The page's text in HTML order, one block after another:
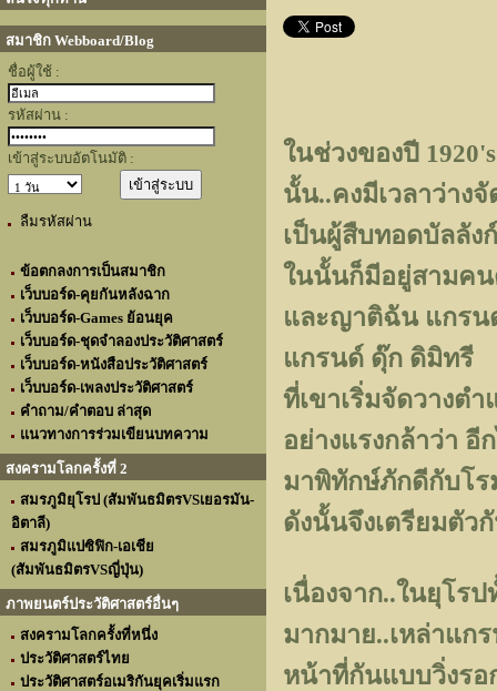
สมาชิก Webboard/Blog
ชื่อผู้ใช้ :
รหัสผ่าน :
เข้าสู่ระบบอัตโนมัติ :
ลืมรหัสผ่าน
ข้อตกลงการเป็นสมาชิก
เว็บบอร์ด-คุยกันหลังฉาก
เว็บบอร์ด-Games ย้อนยุค
เว็บบอร์ด-ชุดจำลองประวัติศาสตร์
เว็บบอร์ด-หนังสือประวัติศาสตร์
เว็บบอร์ด-เพลงประวัติศาสตร์
คำถาม/คำตอบ ล่าสุด
แนวทางการร่วมเขียนบทความ
สงครามโลกครั้งที่ 2
สมรภูมิยุโรป (สัมพันธมิตรVSเยอรมัน-
อิตาลี)
สมรภูมิแปซิฟิก-เอเชีย
(สัมพันธมิตรVSญี่ปุ่น)
ภาพยนตร์ประวัติศาสตร์อื่นๆ
สงครามโลกครั้งที่หนึ่ง
ประวัติศาสตร์ไทย
ประวัติศาสตร์อเมริกันยุคเริ่มแรก
ในช่วงของปี
นั้น..คงมีเวลาว่าง
เป็นผู้สืบทอดบัลลัง
ในนั้นก็มีอยู่สามค
และญาติฉัน แกรน
แกรนด์ ดุ๊ก ดิมิทรี
ที่เขาเริ่มจัดวางต
อย่างแรงกล้าว่า
มาพิทักษ์ภักดีกับโร
ดังนั้นจึงเตรียมตัว
เนื่องจาก..ในยุโร
มากมาย..เหล่าแก
หน้าที่กันแบบวิ่งรอ